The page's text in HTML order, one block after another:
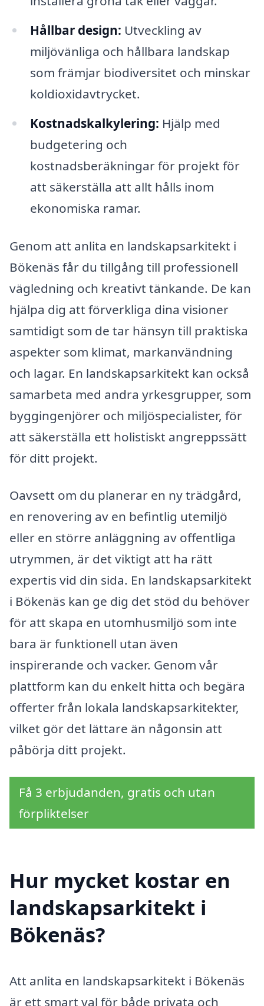
Hållbar design: Utveckling av
miljövänliga och hållbara landskap
som främjar biodiversitet och minskar
koldioxidavtrycket.
Kostnadskalkylering: Hjälp med
budgetering och
kostnadsberäkningar för projekt för
att säkerställa att allt hålls inom
ekonomiska ramar.
Genom att anlita en landskapsarkitekt i
Bökenäs får du tillgång till professionell
vägledning och kreativt tänkande. De kan
hjälpa dig att förverkliga dina visioner
samtidigt som de tar hänsyn till praktiska
aspekter som klimat, markanvändning
och lagar. En landskapsarkitekt kan också
samarbeta med andra yrkesgrupper, som
byggingenjörer och miljöspecialister, för
att säkerställa ett holistiskt angreppssätt
för ditt projekt.
Oavsett om du planerar en ny trädgård,
en renovering av en befintlig utemiljö
eller en större anläggning av offentliga
utrymmen, är det viktigt att ha rätt
expertis vid din sida. En landskapsarkitekt
i Bökenäs kan ge dig det stöd du behöver
för att skapa en utomhusmiljö som inte
bara är funktionell utan även
inspirerande och vacker. Genom vår
plattform kan du enkelt hitta och begära
offerter från lokala landskapsarkitekter,
vilket gör det lättare än någonsin att
påbörja ditt projekt.
Få 3 erbjudanden, gratis och utan
förpliktelser
Hur mycket kostar en
landskapsarkitekt i
Bökenäs?
Att anlita en landskapsarkitekt i Bökenäs
är ett smart val för både privata och